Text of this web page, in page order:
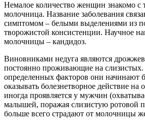
Немалое количество женщин знакомо с
молочница. Название заболевания
симптомом – белыми выделениями из
творожистой консистенции. Научное
молочницы – кандидоз.
Виновниками недуга являются
постоянно проживающие на
определенных факторов они начинают
оказывать болезнетворное действие на
иногда проявляется у мужчин
малышей, поражая слизистую ротовой
больше всего страдают от молочницы